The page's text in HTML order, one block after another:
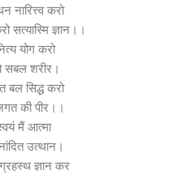
नारित्त्व करो
सत्यास्मि ज्ञान।।
योग करो
शरीर।
बल सिद्ध करो
की पीर।।
मैं आत्मा
उत्थान।
ज्ञान कर